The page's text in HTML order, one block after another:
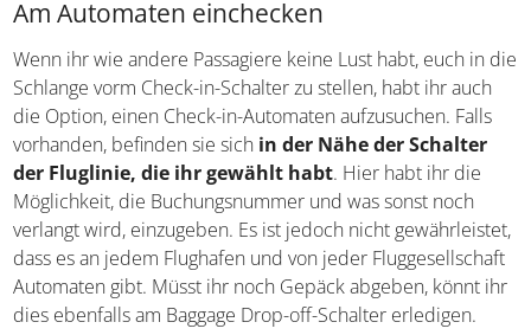
Am Automaten einchecken
Wenn ihr wie andere Passagiere keine Lust habt, euch in
die Schlange vorm Check-in-Schalter zu stellen, habt ihr
auch die Option, einen Check-in-Automaten aufzusuchen.
Falls vorhanden, befinden sie sichin der Nähe der
Schalter der Fluglinie, die ihr gewählt habt. Hier
habt ihr die Möglichkeit, die Buchungsnummer und was
sonst noch verlangt wird, einzugeben. Es ist jedoch nicht
gewährleistet, dass es an jedem Flughafen und von jeder
Fluggesellschaft Automaten gibt. Müsst ihr noch Gepäck
abgeben, könnt ihr dies ebenfalls am Baggage Drop-off-